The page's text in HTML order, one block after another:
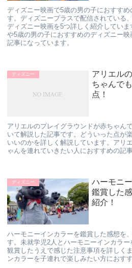
ディズニー映画で5歳の男の子におすす
す。ディズニープラスで配信されている
ディズニー映画を5つ詳しく紹介してい
や5歳の男の子におすすめのディズニー
記事になっています。
ディズニー
アリエル
ちゃんで
点！
アリエルのプレイグラウンドが赤ちゃん
いて解説した記事です。どういった点が
いいのかを詳しく解説しています。アリ
ゃんを連れていきたい人におすすめの記事
ディズニー
ハーモニ
鑑賞した
紹介！
ハーモニーインカラーを鑑賞した感想を
す。未就学児2人とハーモニーインカラー
観賞したうえで感じた注意事項を詳しく
ンカラーを子連れで楽しみたい方におす